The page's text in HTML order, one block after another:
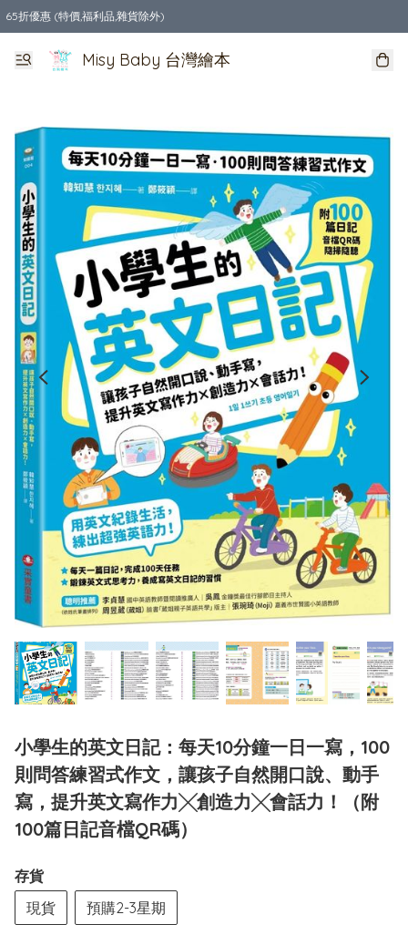
65折優惠 (特價,福利品,雜貨除外)
全店購物滿$550，免運費
Misy Baby 台灣繪本
小學生的英文日記：每天10分鐘一日一寫，100
則問答練習式作文，讓孩子自然開口說、動手
寫，提升英文寫作力╳創造力╳會話力！（附
100篇日記音檔QR碼）
存貨
現貨
預購2-3星期